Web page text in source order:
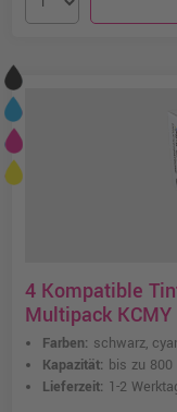
4 Kompatible
Multipack KCMY
Farben: schwarz,
Kapazität: bis zu 800
Lieferzeit: 1-2